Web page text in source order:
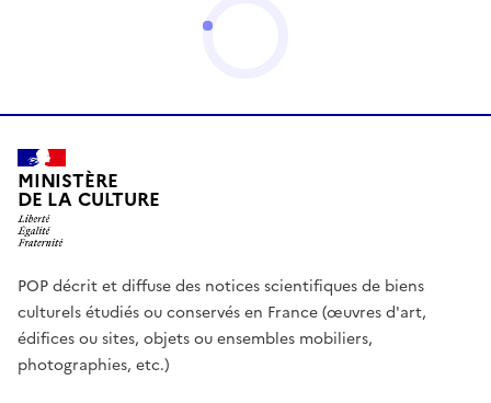
MINISTÈRE
DE LA CULTURE
POP décrit et diffuse des notices scientifiques de biens
culturels étudiés ou conservés en France (œuvres d'art,
édifices ou sites, objets ou ensembles mobiliers,
photographies, etc.)